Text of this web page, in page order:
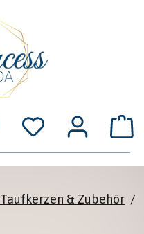
Taufkerzen & Zubehör /